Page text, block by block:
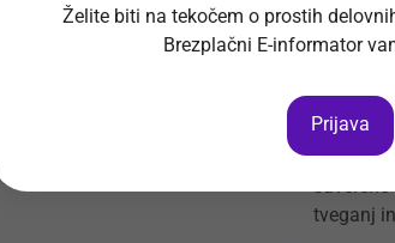
potrdilo
potrdilo,
Pričakovana
vsaj 3
tveganj
Želite biti na tekočem o prostih
Brezplačni E-informator
Prijava